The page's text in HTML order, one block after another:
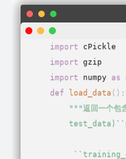
import
import
import numpy as
def
load_data ( ) :
"""返回一个
test_data)``